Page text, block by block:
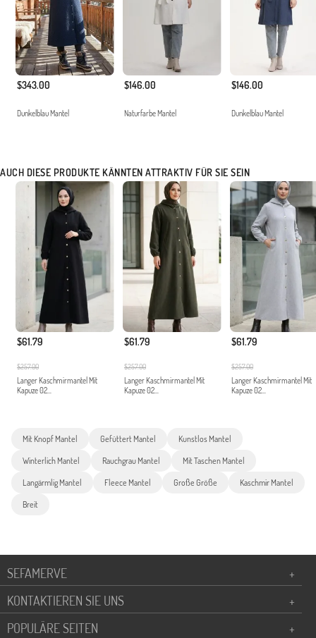
$343.00
Dunkelblau Mantel
$146.00
Naturfarbe Mantel
$146.00
Dunkelblau Mantel
AUCH DIESE PRODUKTE KÄNNTEN ATTRAKTIV FÜR SIE SEIN
$61.79
$257.00
Langer Kaschmirmantel Mit
Kapuze 02...
$61.79
$257.00
Langer Kaschmirmantel Mit
Kapuze 02...
$61.79
$257.00
Langer Kaschmirmantel Mit
Kapuze 02...
Mit Knopf Mantel Gefüttert Mantel Kunstlos Mantel
Winterlich Mantel Rauchgrau Mantel Mit Taschen Mantel
Langärmlig Mantel Fleece Mantel Große Größe Kaschmir Mantel
Breit
SEFAMERVE
+
KONTAKTIEREN SIE UNS
+
POPULÄRE SEITEN
+